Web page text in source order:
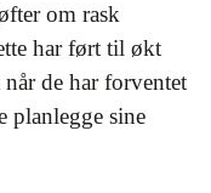
om rask
har ført til økt
de har forventet
planlegge sine